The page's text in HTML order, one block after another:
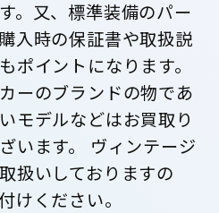
。又、標準装備のパー
入時の保証書や取扱説
ポイントになります。
ーのブランドの物であ
モデルなどはお買取り
います。 ヴィンテージ
扱いしておりますの
けください。